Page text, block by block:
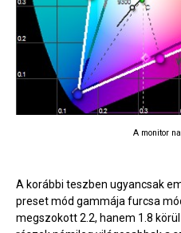
A monitor
A korábbi teszben ugyancsak
preset mód gammája furcsa
megszokott 2.2, hanem 1.8